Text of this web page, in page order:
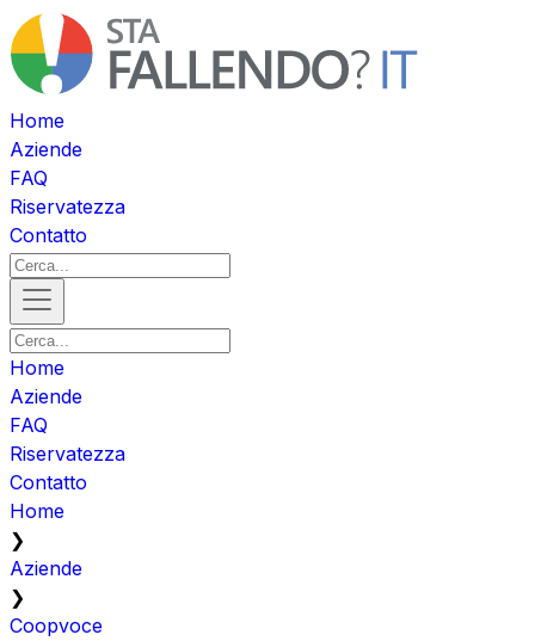
Home
Aziende
FAQ
Riservatezza
Contatto
Home
Aziende
FAQ
Riservatezza
Contatto
Home
❯
Aziende
❯
Coopvoce